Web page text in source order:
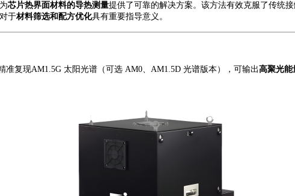
芯片热界面材料的导热测量提供了可靠的解决方案。该方法有效克服了传统
于材料筛选和配方优化具有重要指导意义。
准复现AM1.5G 太阳光谱（可选 AM0、AM1.5D 光谱版本），可输出高聚光能